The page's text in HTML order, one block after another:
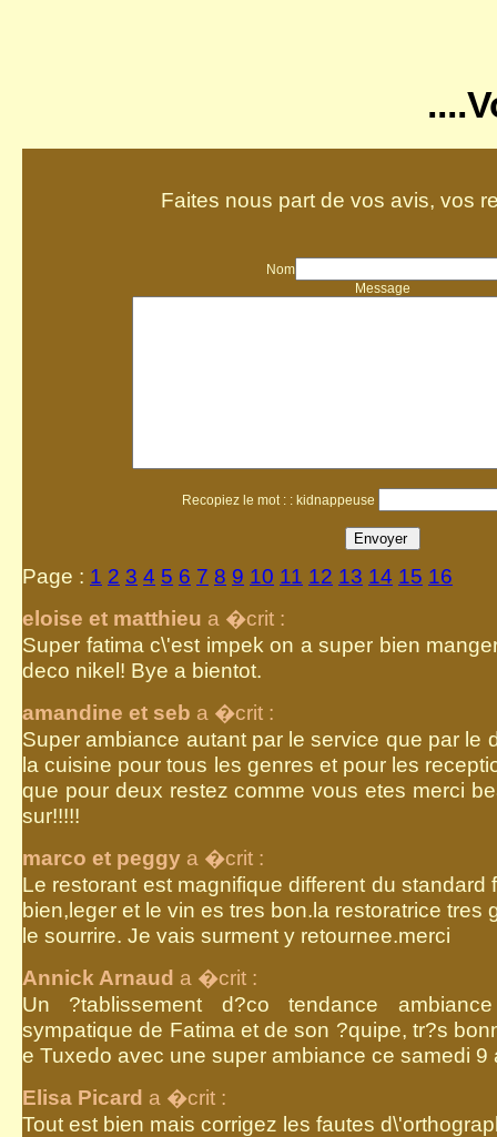
Faites nous part de vos avis, vos
Nom
Message
Recopiez le mot : : kidnappeuse
Page : 1 2 3 4 5 6 7 8 9 10 11 12 13 14 15 16
eloise et matthieu a �crit :
Super fatima c\'est impek on a super bien
deco nikel! Bye a bientot.
amandine et seb a �crit :
Super ambiance autant par le service que par le
la cuisine pour tous les genres et pour les
que pour deux restez comme vous etes merci
sur!!!!!
marco et peggy a �crit :
Le restorant est magnifique different du
bien,leger et le vin es tres bon.la restoratrice tres
le sourrire. Je vais surment y retournee.merci
Annick Arnaud a �crit :
Un ?tablissement d?co tendance
sympatique de Fatima et de son ?quipe, tr?s
e Tuxedo avec une super ambiance ce samedi 9
Elisa Picard a �crit :
Tout est bien mais corrigez les fautes